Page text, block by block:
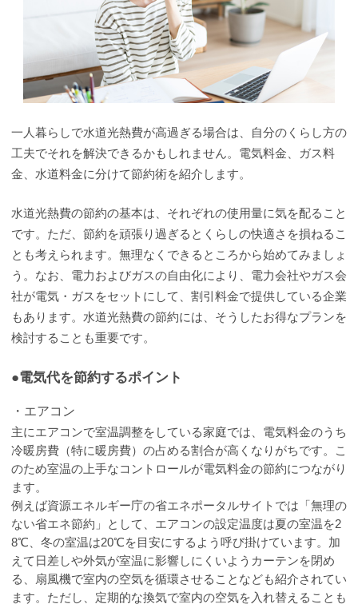
一人暮らしで水道光熱費が高過ぎる場合は、自分のくらし方の
工夫でそれを解決できるかもしれません。電気料金、ガス料
金、水道料金に分けて節約術を紹介します。
水道光熱費の節約の基本は、それぞれの使用量に気を配ること
です。ただ、節約を頑張り過ぎるとくらしの快適さを損ねるこ
とも考えられます。無理なくできるところから始めてみましょ
う。なお、電力およびガスの自由化により、電力会社やガス会
社が電気・ガスをセットにして、割引料金で提供している企業
もあります。水道光熱費の節約には、そうしたお得なプランを
検討することも重要です。
●電気代を節約するポイント
・エアコン
主にエアコンで室温調整をしている家庭では、電気料金のうち
冷暖房費（特に暖房費）の占める割合が高くなりがちです。こ
のため室温の上手なコントロールが電気料金の節約につながり
ます。
例えば資源エネルギー庁の省エネポータルサイトでは「無理の
ない省エネ節約」として、エアコンの設定温度は夏の室温を2
8℃、冬の室温は20℃を目安にするよう呼び掛けています。加
えて日差しや外気が室温に影響しにくいようカーテンを閉め
る、扇風機で室内の空気を循環させることなども紹介されてい
ます。ただし、定期的な換気で室内の空気を入れ替えることも